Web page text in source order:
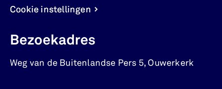
Cookie instellingen
Bezoekadres
Weg van de Buitenlandse Pers 5, Ouwerkerk